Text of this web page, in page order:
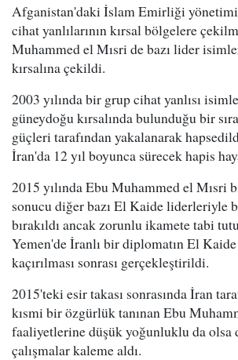
Afganistan'daki İslam Emirliği
cihat yanlılarının kırsal bölgelere
Muhammed el Mısri de bazı lider
kırsalına çekildi.
2003 yılında bir grup cihat yanlısı
güneydoğu kırsalında bulunduğu bir
güçleri tarafından yakalanarak
İran'da 12 yıl boyunca sürecek hapis
2015 yılında Ebu Muhammed el Mısri
sonucu diğer bazı El Kaide liderleriyle
bırakıldı ancak zorunlu ikamete tabi
Yemen'de İranlı bir diplomatın El Kaide
kaçırılması sonrası gerçekleştirildi.
2015'teki esir takası sonrasında İran
kısmi bir özgürlük tanınan Ebu
faaliyetlerine düşük yoğunluklu da olsa
çalışmalar kaleme aldı.